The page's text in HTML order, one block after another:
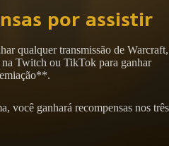
por assistir
qualquer transmissão de Warcraft,
Twitch ou TikTok para ganhar
você ganhará recompensas nos três